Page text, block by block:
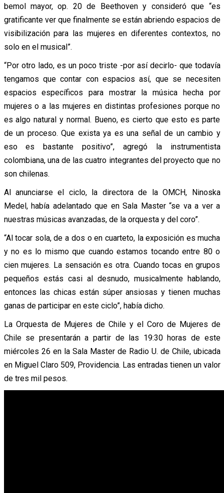
bemol mayor, op. 20 de Beethoven y consideró que “es
gratificante ver que finalmente se están abriendo espacios de
visibilización para las mujeres en diferentes contextos, no
solo en el musical”.
“Por otro lado, es un poco triste -por así decirlo- que todavía
tengamos que contar con espacios así, que se necesiten
espacios específicos para mostrar la música hecha por
mujeres o a las mujeres en distintas profesiones porque no
es algo natural y normal. Bueno, es cierto que esto es parte
de un proceso. Que exista ya es una señal de un cambio y
eso es bastante positivo”, agregó la instrumentista
colombiana, una de las cuatro integrantes del proyecto que no
son chilenas.
Al anunciarse el ciclo, la directora de la OMCH, Ninoska
Medel, había adelantado que en Sala Master “se va a ver a
nuestras músicas avanzadas, de la orquesta y del coro”.
“Al tocar sola, de a dos o en cuarteto, la exposición es mucha
y no es lo mismo que cuando estamos tocando entre 80 o
cien mujeres. La sensación es otra. Cuando tocas en grupos
pequeños estás casi al desnudo, musicalmente hablando,
entonces las chicas están súper ansiosas y tienen muchas
ganas de participar en este ciclo”, había dicho.
La Orquesta de Mujeres de Chile y el Coro de Mujeres de
Chile se presentarán a partir de las 19:30 horas de este
miércoles 26 en la Sala Master de Radio U. de Chile, ubicada
en Miguel Claro 509, Providencia. Las entradas tienen un valor
de tres mil pesos.